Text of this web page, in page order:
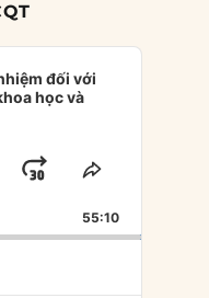
đối với
học và
JUMP
FORWARD
SHARE
EPISODE
55:10